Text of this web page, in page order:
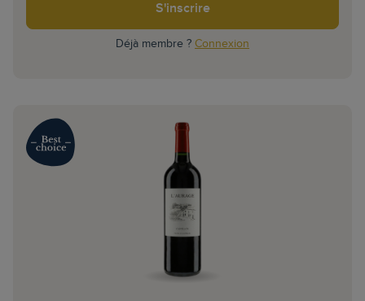
S'inscrire
Déjà membre ? Connexion